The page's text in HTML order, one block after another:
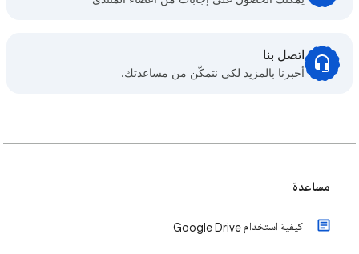
اتصل بنا
أخبرنا بالمزيد لكي نتمكّن من مساعدتك.
مساعدة
كيفية استخدام Google Drive